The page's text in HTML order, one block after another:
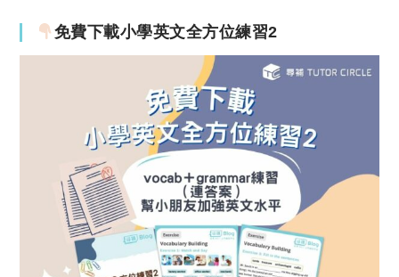
免費下載小學英文全方位練習2